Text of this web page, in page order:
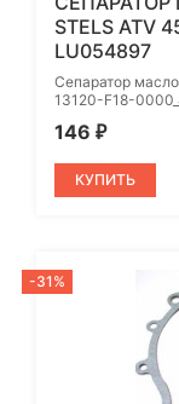
STELS ATV
LU054897
Сепаратор
13120-F18-
146 ₽
КУПИТЬ
-31%